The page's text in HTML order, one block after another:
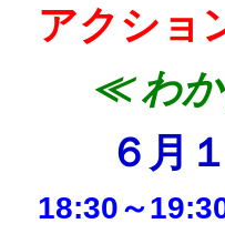
アクショ
≪わ
６月
18:30～